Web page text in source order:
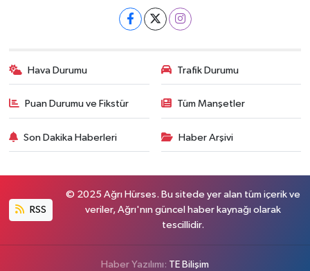
Hava Durumu Trafik Durumu
Puan Durumu ve Fikstür Tüm Manşetler
Son Dakika Haberleri Haber Arşivi
RSS
© 2025 Ağrı Hürses. Bu sitede yer alan tüm içerik ve
veriler, Ağrı'nın güncel haber kaynağı olarak
tescillidir.
Haber Yazılımı: TE Bilişim